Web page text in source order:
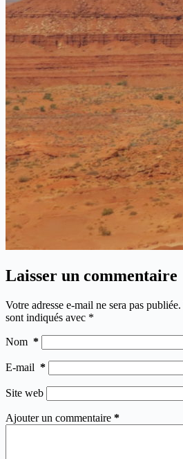
Laisser un commentaire
Votre adresse e-mail ne sera pas publiée.
sont indiqués avec *
Nom *
E-mail *
Site web
Ajouter un commentaire *